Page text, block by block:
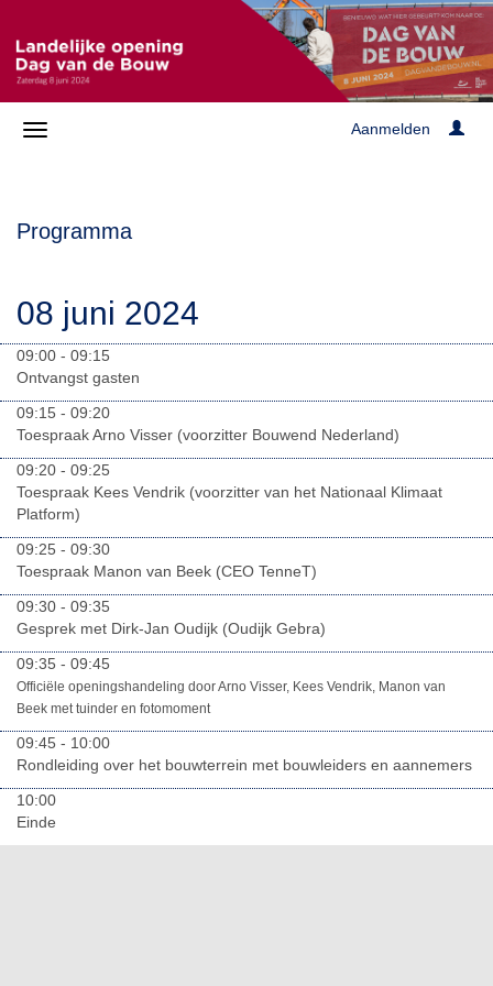
Aanmelden
Programma
08 juni 2024
09:00 - 09:15
Ontvangst gasten
09:15 - 09:20
Toespraak Arno Visser (voorzitter Bouwend Nederland)
09:20 - 09:25
Toespraak Kees Vendrik (voorzitter van het Nationaal Klimaat
Platform)
09:25 - 09:30
Toespraak Manon van Beek (CEO TenneT)
09:30 - 09:35
Gesprek met Dirk-Jan Oudijk (Oudijk Gebra)
09:35 - 09:45
Officiële openingshandeling door Arno Visser, Kees Vendrik, Manon van
Beek met tuinder en fotomoment
09:45 - 10:00
Rondleiding over het bouwterrein met bouwleiders en aannemers
10:00
Einde